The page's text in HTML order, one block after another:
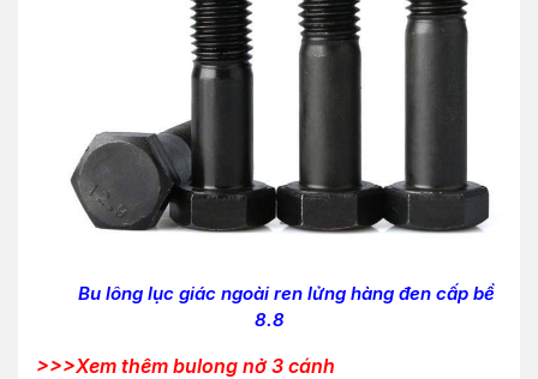
Bu lông lục giác ngoài ren lửng hàng đen cấp bề
8.8
>>>Xem thêm bulong nở 3 cánh